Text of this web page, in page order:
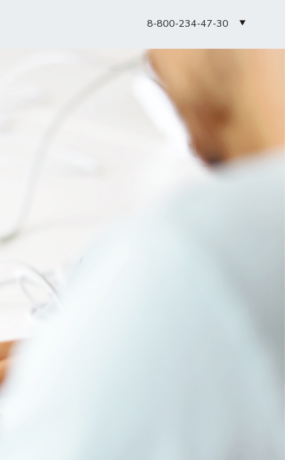
8-800-234-47-30